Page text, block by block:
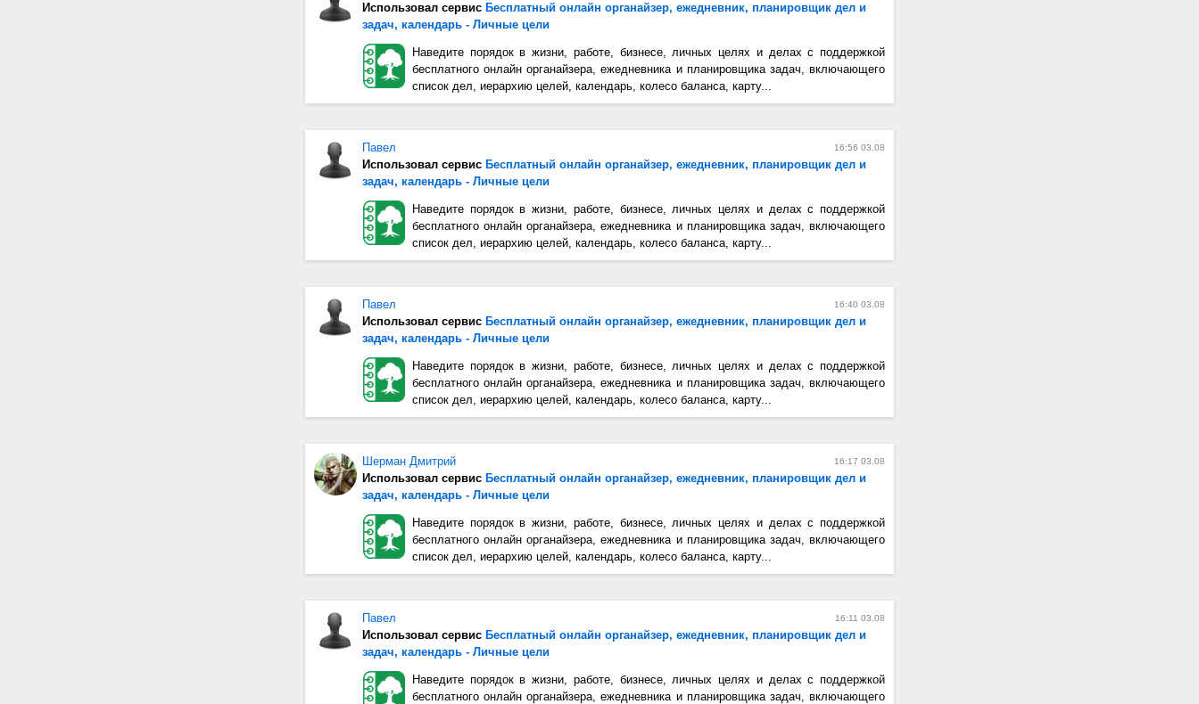
Использовал сервис Бесплатный онлайн органайзер, ежедневник, планировщик дел и
задач, календарь - Личные цели
Наведите порядок в жизни, работе, бизнесе, личных целях и делах с поддержкой
бесплатного онлайн органайзера, ежедневника и планировщика задач, включающего
список дел, иерархию целей, календарь, колесо баланса, карту...
16:56 03.08
Павел
Использовал сервис Бесплатный онлайн органайзер, ежедневник, планировщик дел и
задач, календарь - Личные цели
Наведите порядок в жизни, работе, бизнесе, личных целях и делах с поддержкой
бесплатного онлайн органайзера, ежедневника и планировщика задач, включающего
список дел, иерархию целей, календарь, колесо баланса, карту...
16:40 03.08
Павел
Использовал сервис Бесплатный онлайн органайзер, ежедневник, планировщик дел и
задач, календарь - Личные цели
Наведите порядок в жизни, работе, бизнесе, личных целях и делах с поддержкой
бесплатного онлайн органайзера, ежедневника и планировщика задач, включающего
список дел, иерархию целей, календарь, колесо баланса, карту...
16:17 03.08
Шерман Дмитрий
Использовал сервис Бесплатный онлайн органайзер, ежедневник, планировщик дел и
задач, календарь - Личные цели
Наведите порядок в жизни, работе, бизнесе, личных целях и делах с поддержкой
бесплатного онлайн органайзера, ежедневника и планировщика задач, включающего
список дел, иерархию целей, календарь, колесо баланса, карту...
16:11 03.08
Павел
Использовал сервис Бесплатный онлайн органайзер, ежедневник, планировщик дел и
задач, календарь - Личные цели
Наведите порядок в жизни, работе, бизнесе, личных целях и делах с поддержкой
бесплатного онлайн органайзера, ежедневника и планировщика задач, включающего